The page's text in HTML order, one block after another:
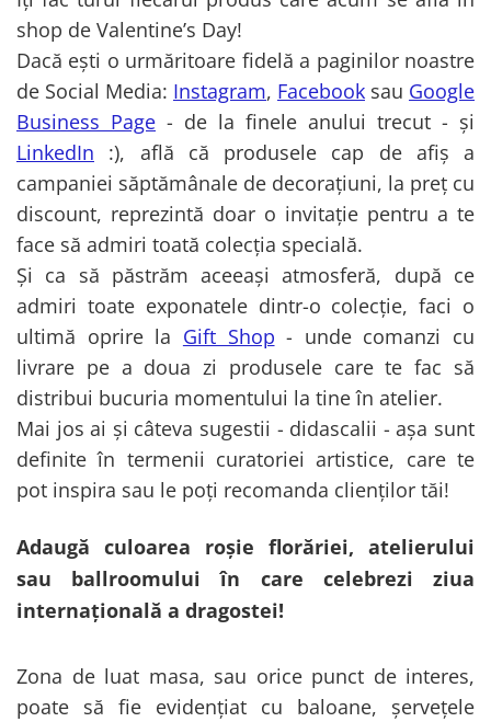
shop de Valentine’s Day!
Dacă ești o urmăritoare fidelă a paginilor noastre
de Social Media: Instagram, Facebook sau Google
Business Page - de la finele anului trecut - și
LinkedIn :), află că produsele cap de afiș a
campaniei săptămânale de decorațiuni, la preț cu
discount, reprezintă doar o invitație pentru a te
face să admiri toată colecția specială.
Și ca să păstrăm aceeași atmosferă, după ce
admiri toate exponatele dintr-o colecție, faci o
ultimă oprire la Gift Shop - unde comanzi cu
livrare pe a doua zi produsele care te fac să
distribui bucuria momentului la tine în atelier.
Mai jos ai și câteva sugestii - didascalii - așa sunt
definite în termenii curatoriei artistice, care te
pot inspira sau le poți recomanda clienților tăi!
Adaugă culoarea roșie florăriei, atelierului
sau ballroomului în care celebrezi ziua
internațională a dragostei!
Zona de luat masa, sau orice punct de interes,
poate să fie evidențiat cu baloane, șervețele